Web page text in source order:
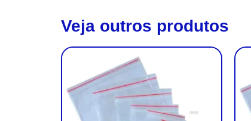
Veja outros produtos